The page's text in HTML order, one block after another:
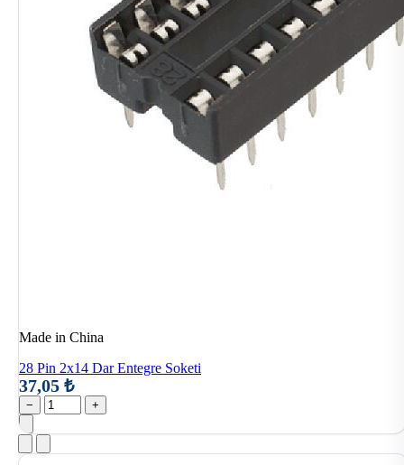
Made in China
28 Pin 2x14 Dar Entegre Soketi
37,05 ₺
− +